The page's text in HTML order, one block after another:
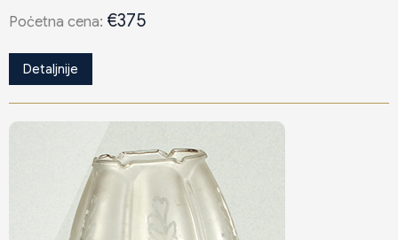
Poċetna cena: €375
Detaljnije